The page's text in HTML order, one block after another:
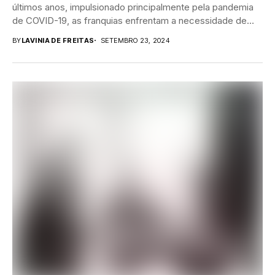
últimos anos, impulsionado principalmente pela pandemia
de COVID-19, as franquias enfrentam a necessidade de
BYLAVINIA DE FREITAS SETEMBRO 23, 2024